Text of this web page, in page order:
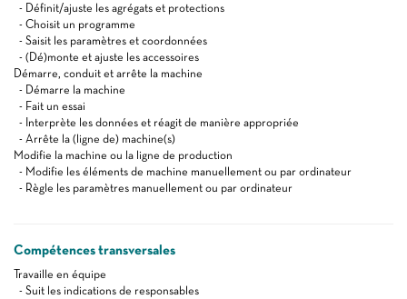
- Définit/ajuste les agrégats et protections
- Choisit un programme
- Saisit les paramètres et coordonnées
- (Dé)monte et ajuste les accessoires
Démarre, conduit et arrête la machine
- Démarre la machine
- Fait un essai
- Interprète les données et réagit de manière appropriée
- Arrête la (ligne de) machine(s)
Modifie la machine ou la ligne de production
- Modifie les éléments de machine manuellement ou par ordinateur
- Règle les paramètres manuellement ou par ordinateur
Compétences transversales
Travaille en équipe
- Suit les indications de responsables